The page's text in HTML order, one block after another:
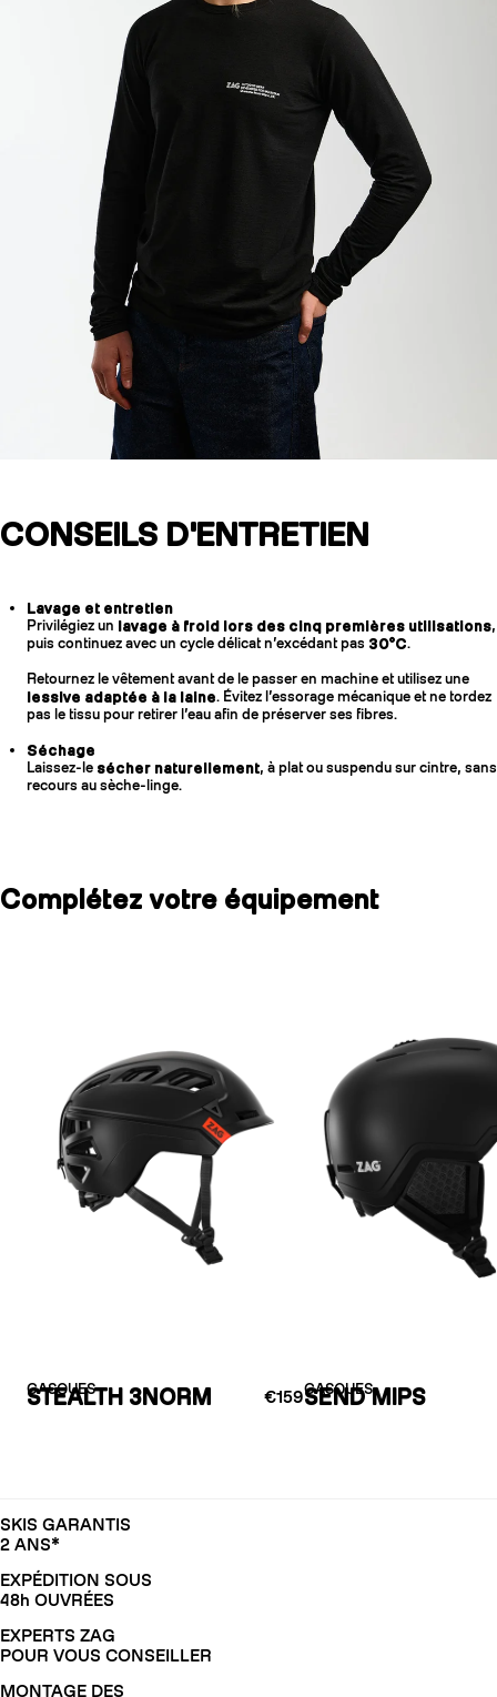
CONSEILS D'ENTRETIEN
Lavage et entretien
Privilégiez un lavage à froid lors des cinq premières utilisations,
puis continuez avec un cycle délicat n’excédant pas 30°C.
Retournez le vêtement avant de le passer en machine et utilisez une
lessive adaptée à la laine. Évitez l’essorage mécanique et ne tordez
pas le tissu pour retirer l’eau afin de préserver ses fibres.
Séchage
Laissez-le sécher naturellement, à plat ou suspendu sur cintre, sans
recours au sèche-linge.
Complétez votre équipement
CASQUES
STEALTH 3NORM €159CASQUES
SEND MIPS
SKIS GARANTIS
2 ANS*
EXPÉDITION SOUS
48h OUVRÉES
EXPERTS ZAG
POUR VOUS CONSEILLER
MONTAGE DES